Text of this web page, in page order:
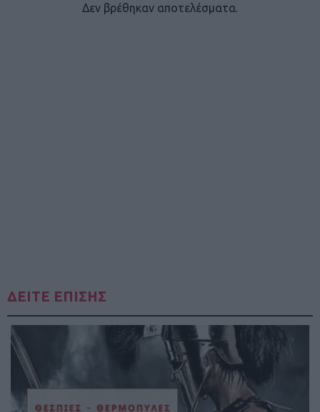
Δεν βρέθηκαν αποτελέσματα.
ΔΕΙΤΕ ΕΠΙΣΗΣ